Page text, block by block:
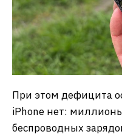
При этом дефицита
iPhone нет:
беспроводных